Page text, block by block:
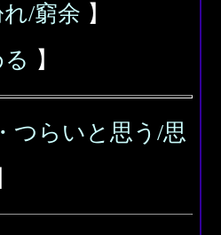
/窮余 】
】
つらいと思う/思